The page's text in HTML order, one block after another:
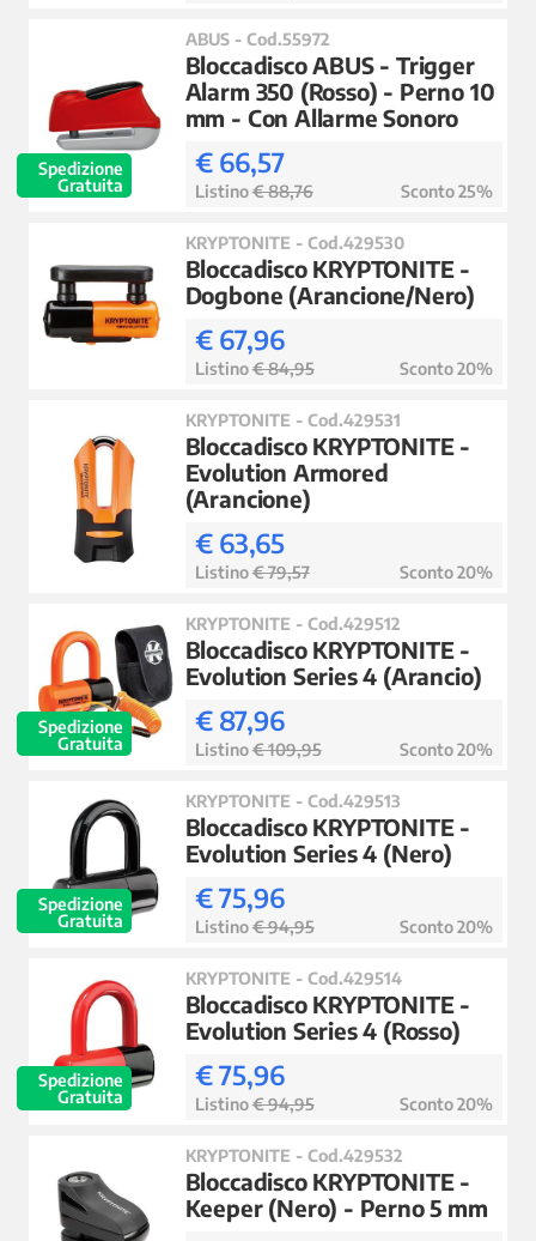
Spedizione
Gratuita
ABUS - Cod.55972
Bloccadisco ABUS - Trigger
Alarm 350 (Rosso) - Perno 10
mm - Con Allarme Sonoro
€ 66,57
Listino€ 88,76 Sconto 25%
KRYPTONITE - Cod.429530
Bloccadisco KRYPTONITE -
Dogbone (Arancione/Nero)
€ 67,96
Listino€ 84,95 Sconto 20%
KRYPTONITE - Cod.429531
Bloccadisco KRYPTONITE -
Evolution Armored
(Arancione)
€ 63,65
Listino€ 79,57 Sconto 20%
Spedizione
Gratuita
KRYPTONITE - Cod.429512
Bloccadisco KRYPTONITE -
Evolution Series 4 (Arancio)
€ 87,96
Listino€ 109,95 Sconto 20%
Spedizione
Gratuita
KRYPTONITE - Cod.429513
Bloccadisco KRYPTONITE -
Evolution Series 4 (Nero)
€ 75,96
Listino€ 94,95 Sconto 20%
Spedizione
Gratuita
KRYPTONITE - Cod.429514
Bloccadisco KRYPTONITE -
Evolution Series 4 (Rosso)
€ 75,96
Listino€ 94,95 Sconto 20%
KRYPTONITE - Cod.429532
Bloccadisco KRYPTONITE -
Keeper (Nero) - Perno 5 mm